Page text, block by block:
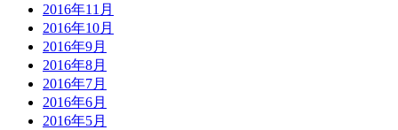
2016年11月
2016年10月
2016年9月
2016年8月
2016年7月
2016年6月
2016年5月